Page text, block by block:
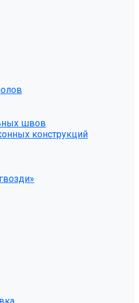
швов
конструкций